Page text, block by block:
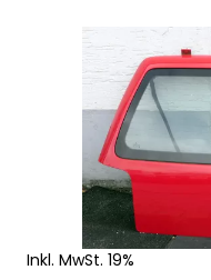
Inkl. MwSt. 19%